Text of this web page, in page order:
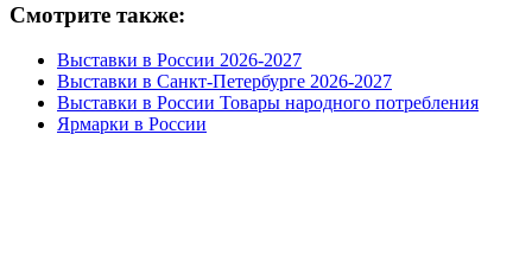
Смотрите также:
Выставки в России 2026-2027
Выставки в Санкт-Петербурге 2026-2027
Выставки в России Товары народного потребления
Ярмарки в России